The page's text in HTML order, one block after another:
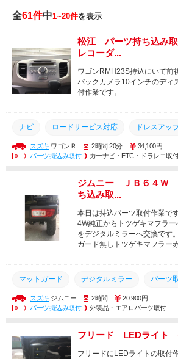
全61件中1~20件を表示
松江 パーツ持ち込み
レコーダ...
ワゴンRMH23S持込にいて前
バックカメラ10インチのディ
付作業です。
ナビ ロードサービス対応 ドレスアッ
メンテナンス スズキ カスタム
持込 持ち込み
交換
スズキ ワゴンＲ 2時間 20分
34,100円
パーツ持込み取付
カーナビ・ETC・ドラレコ取
ジムニー ＪＢ６４Ｗ
ち込み取...
本日は持込パーツ取付作業で
4W純正からトツゲキマフラ
をデジタルミラーへ交換です
ガード無しトツゲキマフラー
マットガード デジタルミラー パーツ
ジムニー マフラー スズキ
スズキ ジムニー 2時間
20,900円
パーツ持込み取付
外装品・エアロパーツ取付
フリード LEDライト
フリードにLEDライトの取付